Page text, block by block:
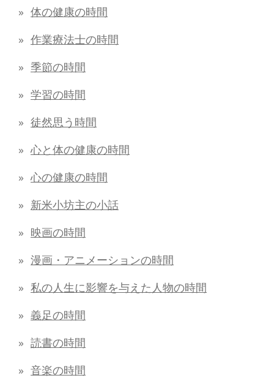
体の健康の時間
作業療法士の時間
季節の時間
学習の時間
徒然思う時間
心と体の健康の時間
心の健康の時間
新米小坊主の小話
映画の時間
漫画・アニメーションの時間
私の人生に影響を与えた人物の時間
義足の時間
読書の時間
音楽の時間